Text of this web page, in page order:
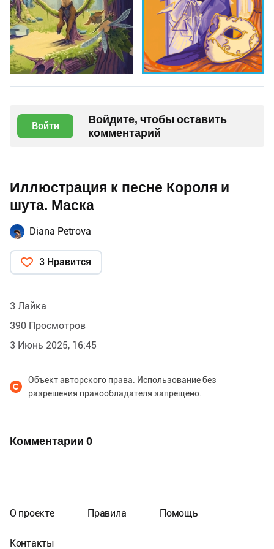
Войти
Войдите, чтобы оставить
комментарий
Иллюстрация к песне Короля и
шута. Маска
Diana Petrova
3 Нравится
3 Лайка
390 Просмотров
3 Июнь 2025, 16:45
Объект авторского права. Использование без
разрешения правообладателя запрещено.
Комментарии 0
О проекте Правила Помощь
Контакты